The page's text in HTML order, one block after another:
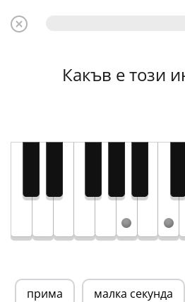
Какъв е този
прима малка секунда